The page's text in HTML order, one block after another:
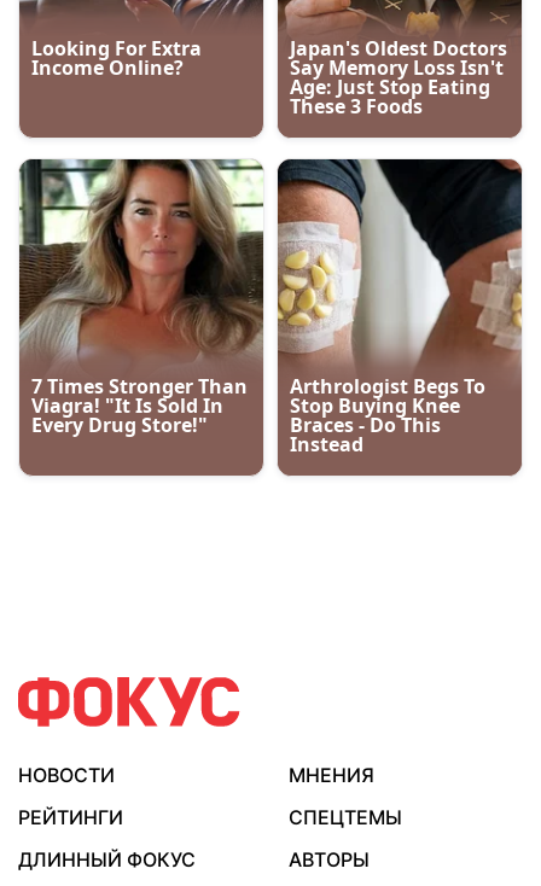
НОВОСТИ
МНЕНИЯ
РЕЙТИНГИ
СПЕЦТЕМЫ
ДЛИННЫЙ ФОКУС
АВТОРЫ